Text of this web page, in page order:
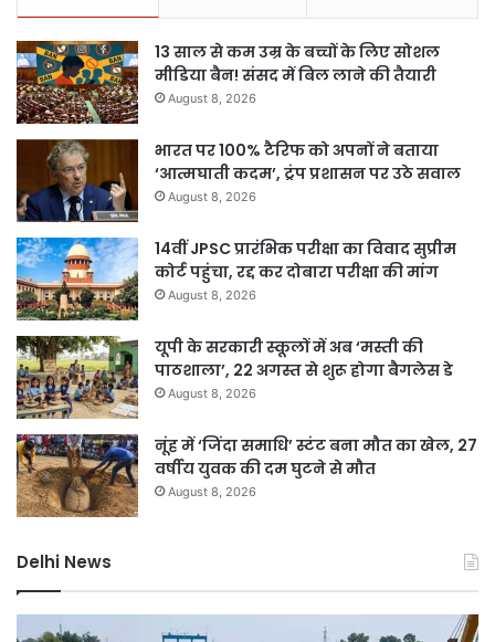
13 साल से कम उम्र के बच्चों के लिए सोशल
मीडिया बैन! संसद में बिल लाने की तैयारी
August 8, 2026
भारत पर 100% टैरिफ को अपनों ने बताया
‘आत्मघाती कदम’, ट्रंप प्रशासन पर उठे सवाल
August 8, 2026
14वीं JPSC प्रारंभिक परीक्षा का विवाद सुप्रीम
कोर्ट पहुंचा, रद्द कर दोबारा परीक्षा की मांग
August 8, 2026
यूपी के सरकारी स्कूलों में अब ‘मस्ती की
पाठशाला’, 22 अगस्त से शुरू होगा बैगलेस डे
August 8, 2026
नूंह में ‘जिंदा समाधि’ स्टंट बना मौत का खेल, 27
वर्षीय युवक की दम घुटने से मौत
August 8, 2026
Delhi News